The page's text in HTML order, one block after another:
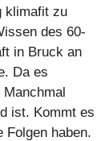
klimafit zu
des 60-
in Bruck an
Da es
ist. Kommt es
Folgen haben.